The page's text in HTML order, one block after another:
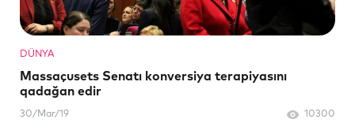
DÜNYA
Massaçusets Senatı konversiya terapiyasını
qadağan edir
30/Mar/19 10300